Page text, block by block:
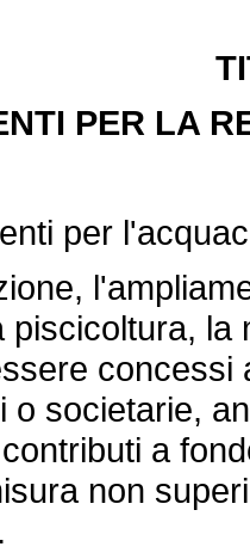
PER LA
per
o societarie,
a
non